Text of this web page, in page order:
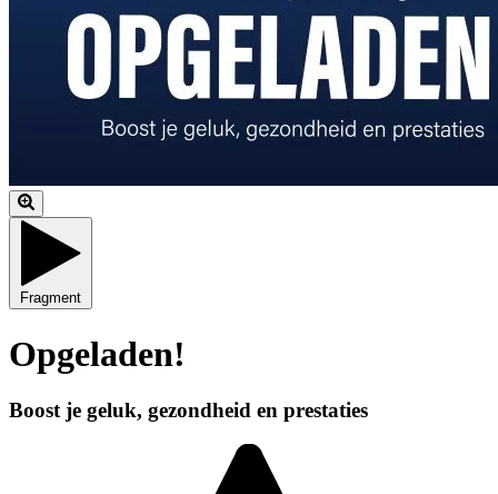
Fragment
Opgeladen!
Boost je geluk, gezondheid en prestaties